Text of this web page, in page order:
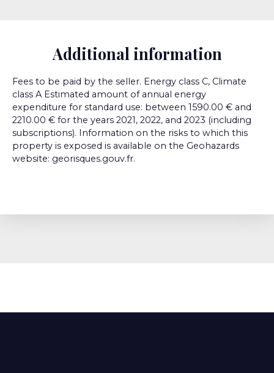
Additional information
Fees to be paid by the seller. Energy class C, Climate
class A Estimated amount of annual energy
expenditure for standard use: between 1590.00 € and
2210.00 € for the years 2021, 2022, and 2023 (including
subscriptions). Information on the risks to which this
property is exposed is available on the Geohazards
website: georisques.gouv.fr.